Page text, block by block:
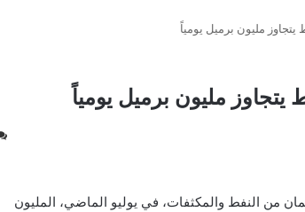
مليون برميل يومياً
مليون برميل يومياً
من النفط والمكثفات، في يوليو الماضي، المليون